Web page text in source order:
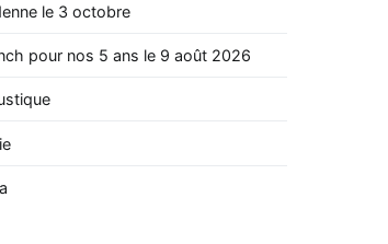
le 3 octobre
pour nos 5 ans le 9 août 2026